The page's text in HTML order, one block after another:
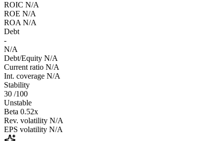
ROIC N/A
ROE N/A
ROA N/A
Debt
-
N/A
Debt/Equity N/A
Current ratio N/A
Int. coverage N/A
Stability
30 /100
Unstable
Beta 0.52x
Rev. volatility N/A
EPS volatility N/A